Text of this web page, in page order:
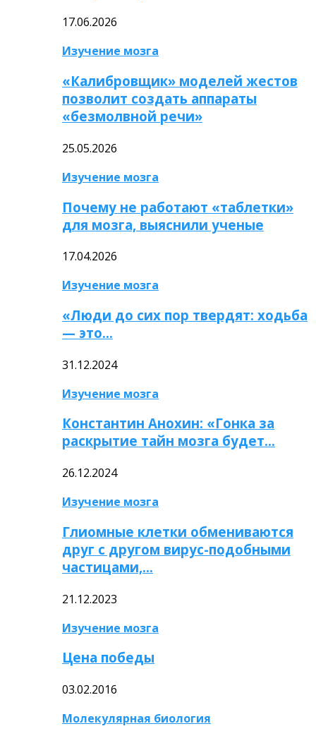
17.06.2026
Изучение мозга
«Калибровщик» моделей жестов
позволит создать аппараты
«безмолвной речи»
25.05.2026
Изучение мозга
Почему не работают «таблетки»
для мозга, выяснили ученые
17.04.2026
Изучение мозга
«Люди до сих пор твердят: ходьба
— это…
31.12.2024
Изучение мозга
Константин Анохин: «Гонка за
раскрытие тайн мозга будет…
26.12.2024
Изучение мозга
Глиомные клетки обмениваются
друг с другом вирус-подобными
частицами,…
21.12.2023
Изучение мозга
Цена победы
03.02.2016
Молекулярная биология